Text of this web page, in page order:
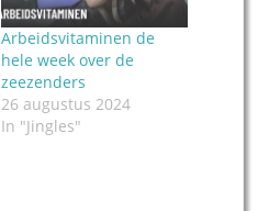
Arbeidsvitaminen de
hele week over de
zeezenders
26 augustus 2024
In "Jingles"